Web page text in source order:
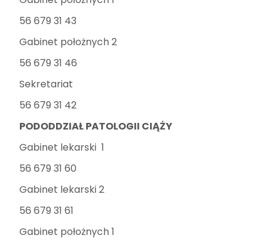
56 679 31 43
Gabinet położnych 2
56 679 31 46
Sekretariat
56 679 31 42
PODODDZIAŁ PATOLOGII CIĄŻY
Gabinet lekarski 1
56 679 31 60
Gabinet lekarski 2
56 679 31 61
Gabinet położnych 1